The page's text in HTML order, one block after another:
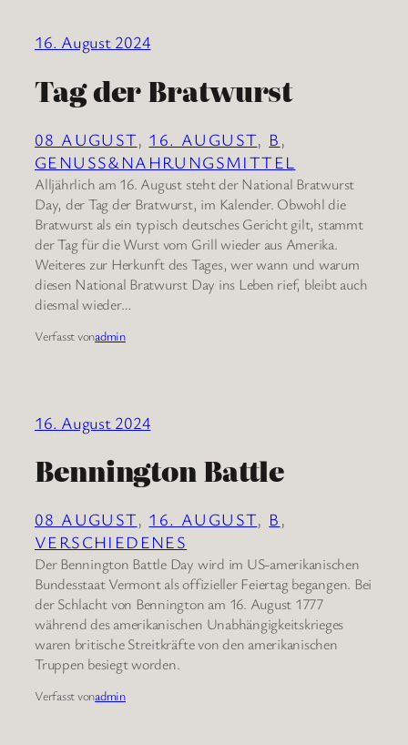
16. August 2024
Tag der Bratwurst
08 AUGUST, 16. AUGUST, B
GENUSS&NAHRUNGSMITTEL
Alljährlich am 16. August steht der National Bratwurst
Day, der Tag der Bratwurst, im Kalender. Obwohl die
Bratwurst als ein typisch deutsches Gericht gilt, stammt
der Tag für die Wurst vom Grill wieder aus Amerika.
Weiteres zur Herkunft des Tages, wer wann und warum
diesen National Bratwurst Day ins Leben rief, bleibt auch
diesmal wieder…
Verfasst vonadmin
16. August 2024
Bennington Battle
08 AUGUST, 16. AUGUST, B
VERSCHIEDENES
Der Bennington Battle Day wird im US-amerikanischen
Bundesstaat Vermont als offizieller Feiertag begangen. Bei
der Schlacht von Bennington am 16. August 1777
während des amerikanischen Unabhängigkeitskrieges
waren britische Streitkräfte von den amerikanischen
Truppen besiegt worden.
Verfasst vonadmin